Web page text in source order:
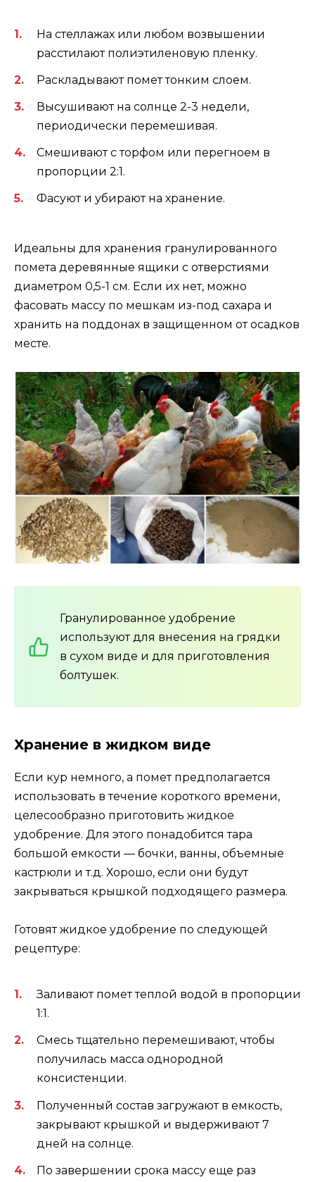
На стеллажах или любом возвышении
расстилают полиэтиленовую пленку.
Раскладывают помет тонким слоем.
Высушивают на солнце 2-3 недели,
периодически перемешивая.
Смешивают с торфом или перегноем в
пропорции 2:1.
Фасуют и убирают на хранение.
Идеальны для хранения гранулированного
помета деревянные ящики с отверстиями
диаметром 0,5-1 см. Если их нет, можно
фасовать массу по мешкам из-под сахара и
хранить на поддонах в защищенном от осадков
месте.
Гранулированное удобрение
используют для внесения на грядки
в сухом виде и для приготовления
болтушек.
Хранение в жидком виде
Если кур немного, а помет предполагается
использовать в течение короткого времени,
целесообразно приготовить жидкое
удобрение. Для этого понадобится тара
большой емкости — бочки, ванны, объемные
кастрюли и т.д. Хорошо, если они будут
закрываться крышкой подходящего размера.
Готовят жидкое удобрение по следующей
рецептуре:
Заливают помет теплой водой в пропорции
1:1.
Смесь тщательно перемешивают, чтобы
получилась масса однородной
консистенции.
Полученный состав загружают в емкость,
закрывают крышкой и выдерживают 7
дней на солнце.
По завершении срока массу еще раз